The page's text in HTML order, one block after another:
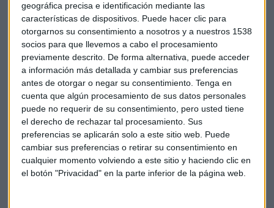
geográfica precisa e identificación mediante las
características de dispositivos. Puede hacer clic para
otorgarnos su consentimiento a nosotros y a nuestros 1538
socios para que llevemos a cabo el procesamiento
previamente descrito. De forma alternativa, puede acceder
a información más detallada y cambiar sus preferencias
antes de otorgar o negar su consentimiento. Tenga en
cuenta que algún procesamiento de sus datos personales
puede no requerir de su consentimiento, pero usted tiene
el derecho de rechazar tal procesamiento. Sus
preferencias se aplicarán solo a este sitio web. Puede
cambiar sus preferencias o retirar su consentimiento en
cualquier momento volviendo a este sitio y haciendo clic en
el botón "Privacidad" en la parte inferior de la página web.
López de Heredia confirmó esta percepción desde su
experiencia en banca: "observamos que hay cierta mejora
en los conocimientos de los clientes, perotodavía es
insuficiente". El directivo destacó un ejemplo revelador: "la
inflación todo el mundo la conoce como término, pero luego
a la hora de ponerle ejemplos tangibles de qué supone la
inflación en tus inversiones o incluso en tu día a día, pues te
sorprende que no lleven ese racional más adelante".
Los expertos abordaron el creciente problema de la
desinformación financiera en redes sociales. Torres citó un
reciente estudio de la CNMVque analizó 100 influencers y